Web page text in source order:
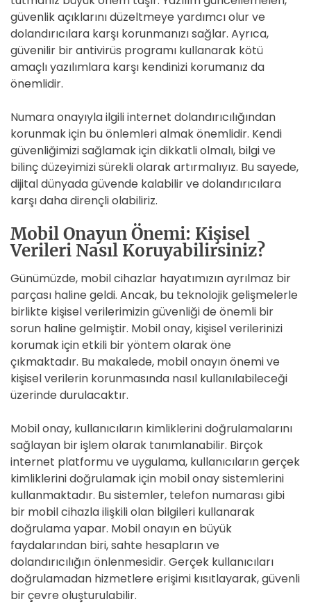
güvenlik açıklarını düzeltmeye yardımcı olur ve
dolandırıcılara karşı korunmanızı sağlar. Ayrıca,
güvenilir bir antivirüs programı kullanarak kötü
amaçlı yazılımlara karşı kendinizi korumanız da
önemlidir.
Numara onayıyla ilgili internet dolandırıcılığından
korunmak için bu önlemleri almak önemlidir. Kendi
güvenliğimizi sağlamak için dikkatli olmalı, bilgi ve
bilinç düzeyimizi sürekli olarak artırmalıyız. Bu sayede,
dijital dünyada güvende kalabilir ve dolandırıcılara
karşı daha dirençli olabiliriz.
Mobil Onayun Önemi: Kişisel
Verileri Nasıl Koruyabilirsiniz?
Günümüzde, mobil cihazlar hayatımızın ayrılmaz bir
parçası haline geldi. Ancak, bu teknolojik gelişmelerle
birlikte kişisel verilerimizin güvenliği de önemli bir
sorun haline gelmiştir. Mobil onay, kişisel verilerinizi
korumak için etkili bir yöntem olarak öne
çıkmaktadır. Bu makalede, mobil onayın önemi ve
kişisel verilerin korunmasında nasıl kullanılabileceği
üzerinde durulacaktır.
Mobil onay, kullanıcıların kimliklerini doğrulamalarını
sağlayan bir işlem olarak tanımlanabilir. Birçok
internet platformu ve uygulama, kullanıcıların gerçek
kimliklerini doğrulamak için mobil onay sistemlerini
kullanmaktadır. Bu sistemler, telefon numarası gibi
bir mobil cihazla ilişkili olan bilgileri kullanarak
doğrulama yapar. Mobil onayın en büyük
faydalarından biri, sahte hesapların ve
dolandırıcılığın önlenmesidir. Gerçek kullanıcıları
doğrulamadan hizmetlere erişimi kısıtlayarak, güvenli
bir çevre oluşturulabilir.